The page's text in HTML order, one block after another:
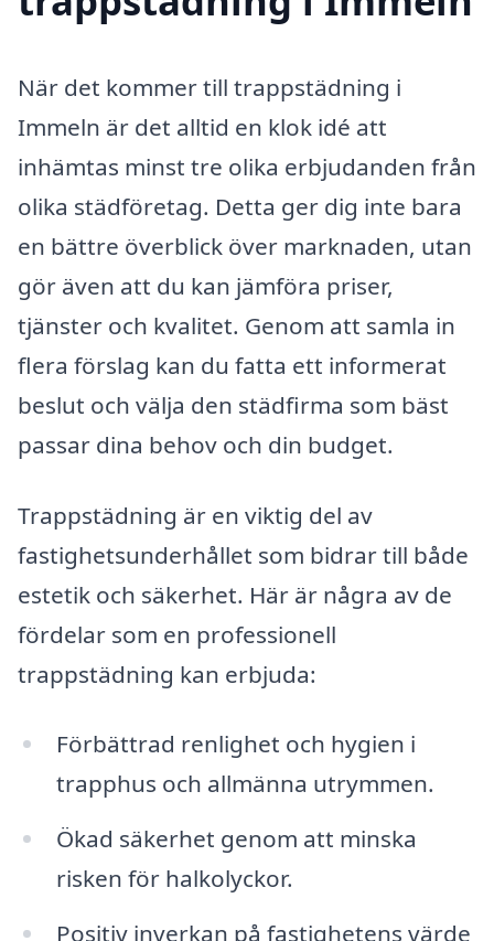
När det kommer till trappstädning i
Immeln är det alltid en klok idé att
inhämtas minst tre olika erbjudanden från
olika städföretag. Detta ger dig inte bara
en bättre överblick över marknaden, utan
gör även att du kan jämföra priser,
tjänster och kvalitet. Genom att samla in
flera förslag kan du fatta ett informerat
beslut och välja den städfirma som bäst
passar dina behov och din budget.
Trappstädning är en viktig del av
fastighetsunderhållet som bidrar till både
estetik och säkerhet. Här är några av de
fördelar som en professionell
trappstädning kan erbjuda:
Förbättrad renlighet och hygien i
trapphus och allmänna utrymmen.
Ökad säkerhet genom att minska
risken för halkolyckor.
Positiv inverkan på fastighetens värde